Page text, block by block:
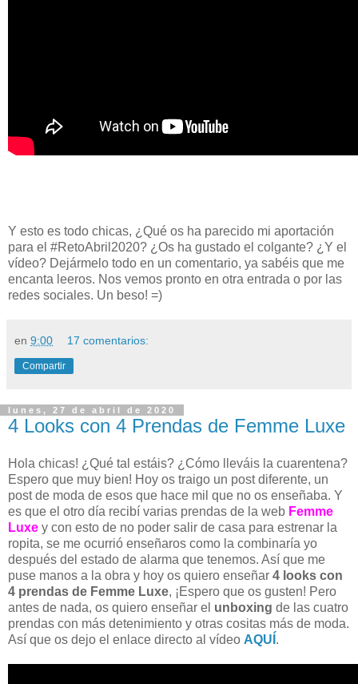
Y esto es todo chicas, ¿Qué os ha parecido mi aportación
para el #RetoAbril2020? ¿Os ha gustado el colgante? ¿Y el
vídeo? Dejármelo todo en un comentario, ya sabéis que me
encanta leeros. Nos vemos pronto en otra entrada o por las
redes sociales. Un beso! =)
en 9:00 17 comentarios:
Compartir
lunes, 27 de abril de 2020
4 Looks con 4 Prendas de Femme Luxe
Hola chicas! ¿Qué tal estáis? ¿Cómo lleváis la cuarentena?
Espero que muy bien! Hoy os traigo un post diferente, un
post de moda de esos que hace mil que no os enseñaba. Y
es que el otro día recibí varias prendas de la web Femme
Luxe y con esto de no poder salir de casa para estrenar la
ropita, se me ocurrió enseñaros como la combinaría yo
después del estado de alarma que tenemos. Así que me
puse manos a la obra y hoy os quiero enseñar 4 looks con
4 prendas de Femme Luxe, ¡Espero que os gusten! Pero
antes de nada, os quiero enseñar el unboxing de las cuatro
prendas con más detenimiento y otras cositas más de moda.
Así que os dejo el enlace directo al vídeo AQUÍ .